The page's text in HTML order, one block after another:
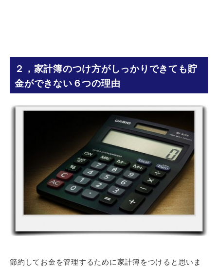
２，家計簿のつけ方がしっかりできても貯
金ができない６つの理由
節約してお金を管理するために家計簿をつけると思いま